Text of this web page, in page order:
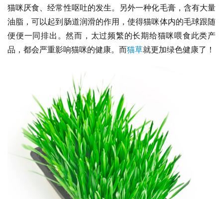
猫咪厌食、经常性呕吐的发生。另外一种化毛膏，含有大量
油脂，可以起到肠道润滑的作用，使得猫咪体内的毛球跟随
便便一同排出。然而，太过频繁的长期给猫咪喂食此类产
品，都会严重影响猫咪的健康。而猫草就更加绿色健康了！